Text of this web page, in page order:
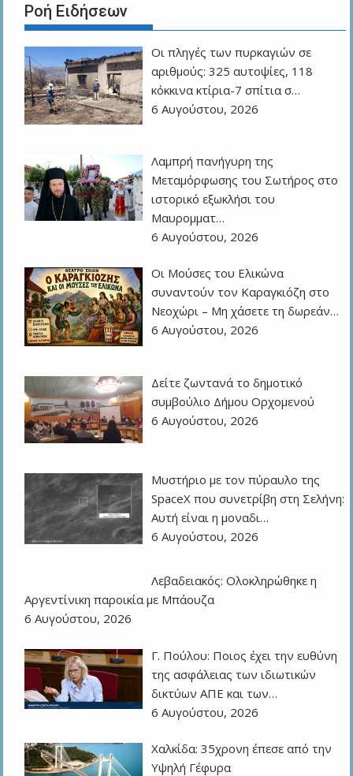
Ροή Ειδήσεων
Οι πληγές των πυρκαγιών σε
αριθμούς: 325 αυτοψίες, 118
κόκκινα κτίρια-7 σπίτια σ…
6 Αυγούστου, 2026
Λαμπρή πανήγυρη της
Μεταμόρφωσης του Σωτήρος στο
ιστορικό εξωκλήσι του
Μαυρομματ…
6 Αυγούστου, 2026
Οι Μούσες του Ελικώνα
συναντούν τον Καραγκιόζη στο
Νεοχώρι – Μη χάσετε τη δωρεάν…
6 Αυγούστου, 2026
Δείτε ζωντανά το δημοτικό
συμβούλιο Δήμου Ορχομενού
6 Αυγούστου, 2026
Μυστήριο με τον πύραυλο της
SpaceX που συνετρίβη στη Σελήνη:
Αυτή είναι η μοναδι…
6 Αυγούστου, 2026
Λεβαδειακός: Ολοκληρώθηκε η
Αργεντίνικη παροικία με Μπάουζα
6 Αυγούστου, 2026
Γ. Πούλου: Ποιος έχει την ευθύνη
της ασφάλειας των ιδιωτικών
δικτύων ΑΠΕ και των…
6 Αυγούστου, 2026
Χαλκίδα: 35χρονη έπεσε από την
Υψηλή Γέφυρα